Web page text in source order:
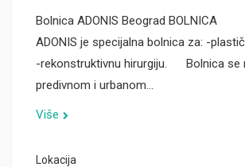
Bolnica ADONIS Beograd BOLNICA
ADONIS je specijalna bolnica za: -
-rekonstruktivnu hirurgiju. Bolnica se
predivnom i urbanom…
Više
Lokacija